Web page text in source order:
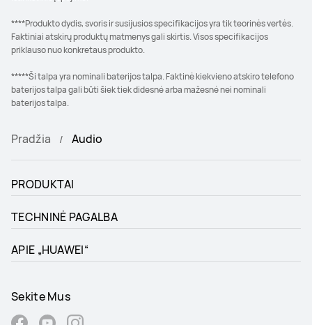
****Produkto dydis, svoris ir susijusios specifikacijos yra tik teorinės vertės.
Faktiniai atskirų produktų matmenys gali skirtis. Visos specifikacijos
priklauso nuo konkretaus produkto.
*****Ši talpa yra nominali baterijos talpa. Faktinė kiekvieno atskiro telefono
baterijos talpa gali būti šiek tiek didesnė arba mažesnė nei nominali
baterijos talpa.
Pradžia Audio
PRODUKTAI
TECHNINĖ PAGALBA
APIE „HUAWEI“
Sekite Mus